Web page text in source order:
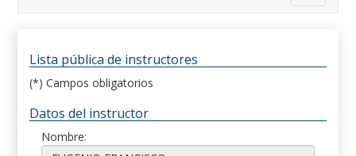
Lista pública de instructores
(*) Campos obligatorios
Datos del instructor
Nombre: